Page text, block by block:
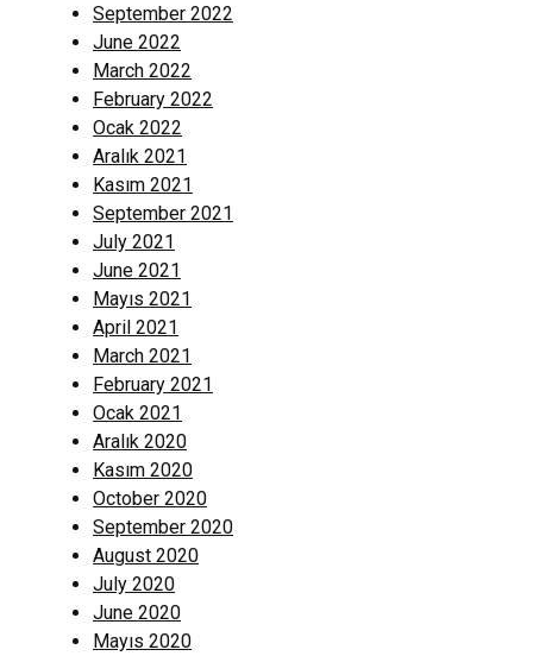
September 2022
June 2022
March 2022
February 2022
Ocak 2022
Aralık 2021
Kasım 2021
September 2021
July 2021
June 2021
Mayıs 2021
April 2021
March 2021
February 2021
Ocak 2021
Aralık 2020
Kasım 2020
October 2020
September 2020
August 2020
July 2020
June 2020
Mayıs 2020